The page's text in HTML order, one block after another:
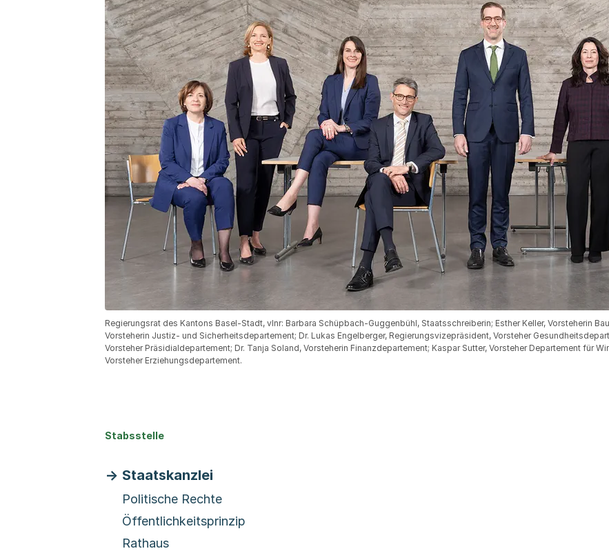
Regierungsrat des Kantons Basel-Stadt, vlnr: Barbara Schüpbach-Guggenbühl, Staatsschreiberin; Esther Keller, Vorsteherin
Vorsteherin Justiz- und Sicherheitsdepartement; Dr. Lukas Engelberger, Regierungsvizepräsident, Vorsteher
Vorsteher Präsidialdepartement; Dr. Tanja Soland, Vorsteherin Finanzdepartement; Kaspar Sutter, Vorsteher Departement für
Vorsteher Erziehungsdepartement.
Stabsstelle
Staatskanzlei
Politische Rechte
Öffentlichkeitsprinzip
Rathaus